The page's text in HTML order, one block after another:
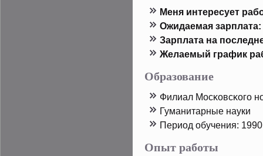
Меня интересует
Ожидаемая зарплата:
Зарплата на
Желаемый график
Образование
Филиал Мосκовсκого
Гуманитарные науки
Период обучения:
Опыт работы